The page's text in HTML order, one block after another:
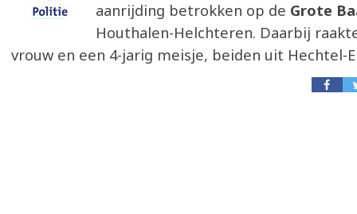
aanrijding betrokken op de Grote
Houthalen-Helchteren. Daarbij
vrouw en een 4-jarig meisje, beiden uit Hechtel-